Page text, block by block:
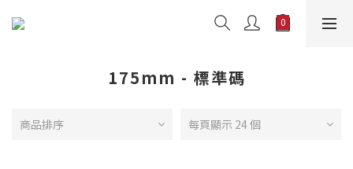
175mm - 標準碼
商品排序 每頁顯示 24 個